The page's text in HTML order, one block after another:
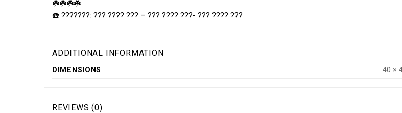
☘️☘️☘️☘️
☎️ ???????: ??? ???? ??? – ??? ???? ???- ??? ???? ???
ADDITIONAL INFORMATION
DIMENSIONS 40 ×
REVIEWS (0)